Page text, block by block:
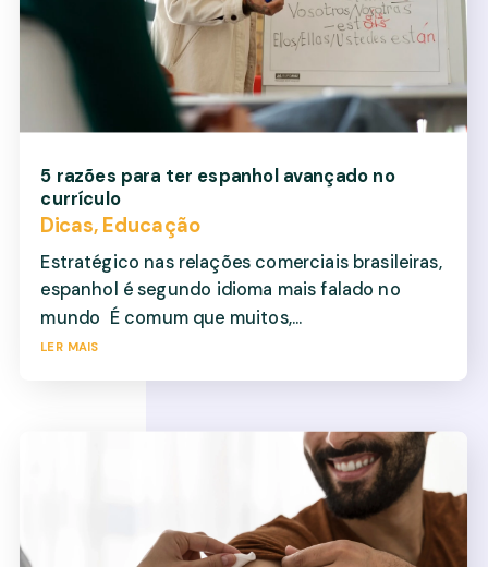
5 razões para ter espanhol avançado no
currículo
Dicas, Educação
Estratégico nas relações comerciais brasileiras,
espanhol é segundo idioma mais falado no
mundo É comum que muitos,...
ler mais